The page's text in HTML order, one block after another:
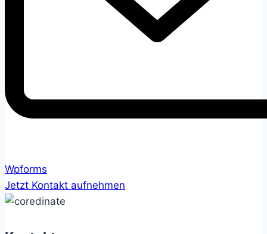
Wpforms
Jetzt Kontakt aufnehmen